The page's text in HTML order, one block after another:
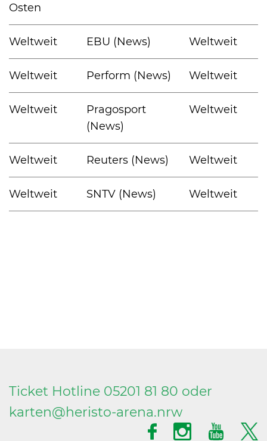
Osten
Weltweit EBU (News) Weltweit
Weltweit Perform (News) Weltweit
Weltweit
Pragosport
(News)
Weltweit
Weltweit Reuters (News) Weltweit
Weltweit SNTV (News) Weltweit
Ticket Hotline 05201 81 80 oder
karten@heristo-arena.nrw